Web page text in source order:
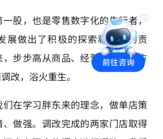
股，也是零售数字化的先行者，
展做出了积极的探索和重大的贡
步步高从商品、经营、文化等方
改，浴火重生。
在学习胖东来的理念，做单店策
做强。调改完成的两家门店取得